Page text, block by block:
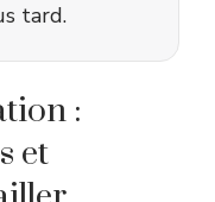
tard.
:
et